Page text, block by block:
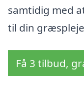
samtidig med
til din
Få 3 tilbud,